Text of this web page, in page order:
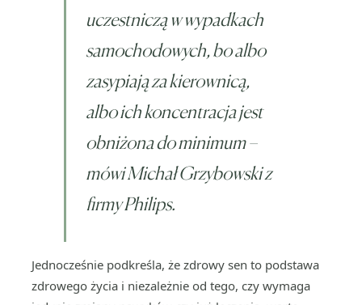
uczestniczą w wypadkach
samochodowych, bo albo
zasypiają za kierownicą,
albo ich koncentracja jest
obniżona do minimum –
mówi Michał Grzybowski z
firmy Philips.
Jednocześnie podkreśla, że zdrowy sen to podstawa
zdrowego życia i niezależnie od tego, czy wymaga